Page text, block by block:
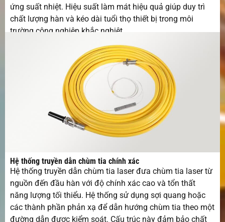
ứng suất nhiệt. Hiệu suất làm mát hiệu quả giúp duy trì
chất lượng hàn và kéo dài tuổi thọ thiết bị trong môi
trường công nghiệp khắc nghiệt.
Hệ thống truyền dẫn chùm tia chính xác
Hệ thống truyền dẫn chùm tia laser đưa chùm tia laser từ
nguồn đến đầu hàn với độ chính xác cao và tổn thất
năng lượng tối thiểu. Hệ thống sử dụng sợi quang hoặc
các thành phần phản xạ để dẫn hướng chùm tia theo một
đường dẫn được kiểm soát. Cấu trúc này đảm bảo chất